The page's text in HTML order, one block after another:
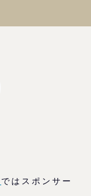
ではスポンサー